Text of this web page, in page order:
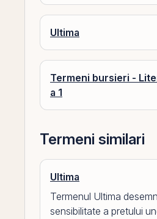
Ultima
Termeni bursieri -
a 1
Termeni similari
Ultima
Termenul Ultima
sensibilitate a pretului